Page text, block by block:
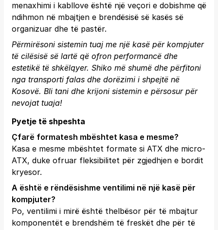
menaxhimi i kabllove është një veçori e dobishme që
ndihmon në mbajtjen e brendësisë së kasës së
organizuar dhe të pastër.
Përmirësoni sistemin tuaj me një kasë për kompjuter
të cilësisë së lartë që ofron performancë dhe
estetikë të shkëlqyer. Shiko më shumë dhe përfitoni
nga transporti falas dhe dorëzimi i shpejtë në
Kosovë. Bli tani dhe krijoni sistemin e përsosur për
nevojat tuaja!
Pyetje të shpeshta
Çfarë formatesh mbështet kasa e mesme?
Kasa e mesme mbështet formate si ATX dhe micro-
ATX, duke ofruar fleksibilitet për zgjedhjen e bordit
kryesor.
A është e rëndësishme ventilimi në një kasë për
kompjuter?
Po, ventilimi i mirë është thelbësor për të mbajtur
komponentët e brendshëm të freskët dhe për të